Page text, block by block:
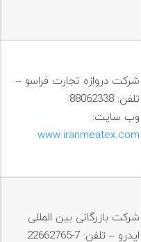
شرکت دروازه تجارت فراسو –
تلفن: 88062338
وب سایت:
www.iranmeatex.com
شرکت بازرگانی بین المللی
ایدرو – تلفن: 7-22662765